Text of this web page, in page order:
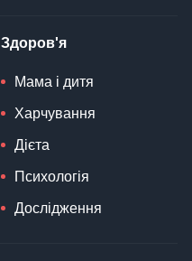
Здоров'я
Мама і дитя
Харчування
Дієта
Психологія
Дослідження